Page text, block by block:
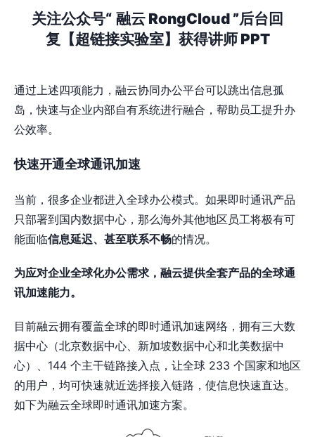
关注公众号“ 融云 RongCloud ”后台回
复【超链接实验室】获得讲师 PPT
通过上述四项能力，融云协同办公平台可以跳出信息孤
岛，快速与企业内部自有系统进行融合，帮助员工提升办
公效率。
快速开通全球通讯加速
当前，很多企业都进入全球办公模式。如果即时通讯产品
只部署到国内数据中心，那么海外其他地区员工将极有可
能面临信息延迟、甚至联系不畅的情况。
为应对企业全球化办公需求，融云提供全套产品的全球通
讯加速能力。
目前融云拥有覆盖全球的即时通讯加速网络，拥有三大数
据中心（北京数据中心、新加坡数据中心和北美数据中
心）、144 个主干链路接入点，让全球 233 个国家和地区
的用户，均可快速就近选择接入链路，使信息快速直达。
如下为融云全球即时通讯加速方案。